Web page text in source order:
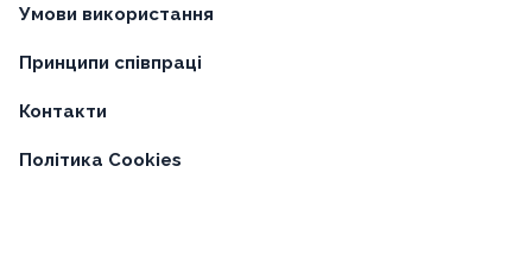
Умови використання
Принципи співпраці
Контакти
Політика Cookies